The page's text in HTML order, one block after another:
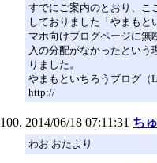
すでにご案内のとおり、こ
しておりました「やまもと
マホ向けブログページに無
入の分配がなかったとい
りました。
やまもといちろうブログ（
http://
2014/06/18 07:11:31 ち
わお おたより